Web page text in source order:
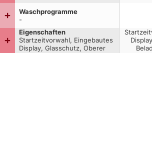
Waschprogramme
-
Eigenschaften
Startzeitvorwahl, Eingebautes
Display, Glasschutz, Oberer